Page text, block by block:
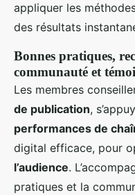
appliquer les
des résultats
Bonnes pratiques,
communauté et
Les membres
de publication,
performances de
digital efficace, pour
l’audience.
pratiques et la